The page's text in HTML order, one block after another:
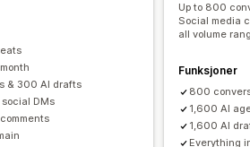
Chattilordning
for tilbakemeldinger
Analyse Rapporter
& 300 AI drafts
DMs
Up to 800
Social media
all volume
Funksjoner
800
1,600 AI
1,600 AI
Everything